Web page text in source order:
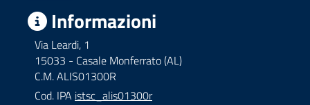
Informazioni
Via Leardi, 1
15033 - Casale Monferrato (AL)
C.M. ALIS01300R
Cod. IPA istsc_alis01300r